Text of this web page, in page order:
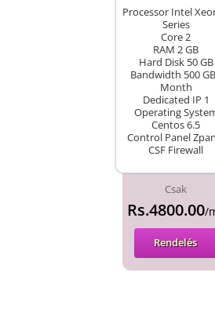
Processor Intel
Series
Core 2
RAM 2 GB
Hard Disk 50 GB
Bandwidth 500
Month
Dedicated IP 1
Operating
Centos 6.5
Control Panel
CSF Firewall
Csak
Rs.4800.00/
Rendelés